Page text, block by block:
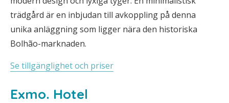
trädgård är en inbjudan till avkoppling på denna
unika anläggning som ligger nära den historiska
Bolhão-marknaden.
Se tillgänglighet och priser
Exmo. Hotel